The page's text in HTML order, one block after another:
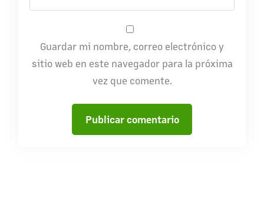
Guardar mi nombre, correo electrónico y
sitio web en este navegador para la próxima
vez que comente.